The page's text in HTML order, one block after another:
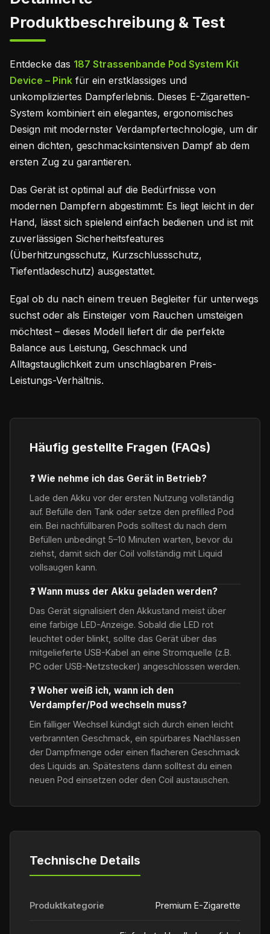
Produktbeschreibung & Test
Entdecke das 187 Strassenbande Pod System Kit
Device – Pink für ein erstklassiges und
unkompliziertes Dampferlebnis. Dieses E-Zigaretten-
System kombiniert ein elegantes, ergonomisches
Design mit modernster Verdampfertechnologie, um dir
einen dichten, geschmacksintensiven Dampf ab dem
ersten Zug zu garantieren.
Das Gerät ist optimal auf die Bedürfnisse von
modernen Dampfern abgestimmt: Es liegt leicht in der
Hand, lässt sich spielend einfach bedienen und ist mit
zuverlässigen Sicherheitsfeatures
(Überhitzungsschutz, Kurzschlussschutz,
Tiefentladeschutz) ausgestattet.
Egal ob du nach einem treuen Begleiter für unterwegs
suchst oder als Einsteiger vom Rauchen umsteigen
möchtest – dieses Modell liefert dir die perfekte
Balance aus Leistung, Geschmack und
Alltagstauglichkeit zum unschlagbaren Preis-
Leistungs-Verhältnis.
Häufig gestellte Fragen (FAQs)
❓ Wie nehme ich das Gerät in Betrieb?
Lade den Akku vor der ersten Nutzung vollständig
auf. Befülle den Tank oder setze den prefilled Pod
ein. Bei nachfüllbaren Pods solltest du nach dem
Befüllen unbedingt 5–10 Minuten warten, bevor du
ziehst, damit sich der Coil vollständig mit Liquid
vollsaugen kann.
❓ Wann muss der Akku geladen werden?
Das Gerät signalisiert den Akkustand meist über
eine farbige LED-Anzeige. Sobald die LED rot
leuchtet oder blinkt, sollte das Gerät über das
mitgelieferte USB-Kabel an eine Stromquelle (z.B.
PC oder USB-Netzstecker) angeschlossen werden.
❓ Woher weiß ich, wann ich den
Verdampfer/Pod wechseln muss?
Ein fälliger Wechsel kündigt sich durch einen leicht
verbrannten Geschmack, ein spürbares Nachlassen
der Dampfmenge oder einen flacheren Geschmack
des Liquids an. Spätestens dann solltest du einen
neuen Pod einsetzen oder den Coil austauschen.
Technische Details
Produktkategorie Premium E-Zigarette